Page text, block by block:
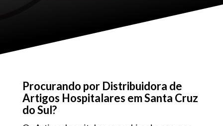
Procurando por Distribuidora de
Artigos Hospitalares em Santa Cruz
do Sul?